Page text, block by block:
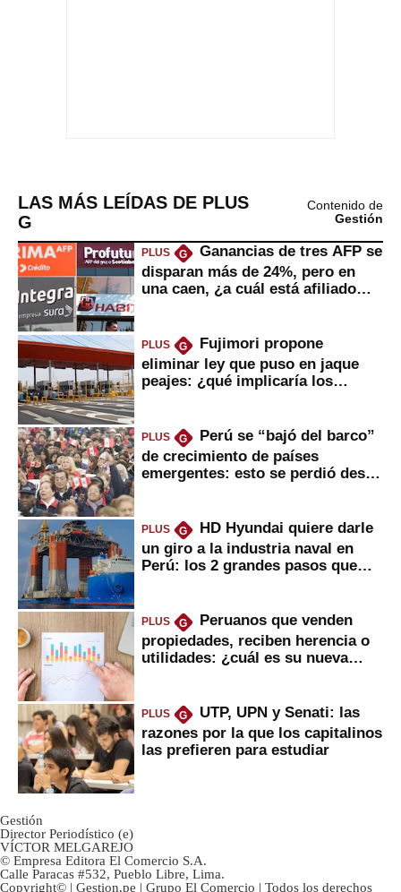
LAS MÁS LEÍDAS DE PLUS
G
Contenido de
Gestión
PLUS G
Ganancias de tres AFP se
disparan más de 24%, pero en
una caen, ¿a cuál está afiliado
PLUS G
Fujimori propone
eliminar ley que puso en jaque
peajes: ¿qué implicaría los
PLUS G
Perú se “bajó del barco”
de crecimiento de países
emergentes: esto se perdió desde
PLUS G
HD Hyundai quiere darle
un giro a la industria naval en
Perú: los 2 grandes pasos que
PLUS G
Peruanos que venden
propiedades, reciben herencia o
utilidades: ¿cuál es su nueva
PLUS G
UTP, UPN y Senati: las
razones por la que los capitalinos
las prefieren para estudiar
Gestión
Director Periodístico (e)
VÍCTOR MELGAREJO
© Empresa Editora El Comercio S.A.
Calle Paracas #532, Pueblo Libre, Lima.
Copyright© | Gestion.pe | Grupo El Comercio | Todos los derechos